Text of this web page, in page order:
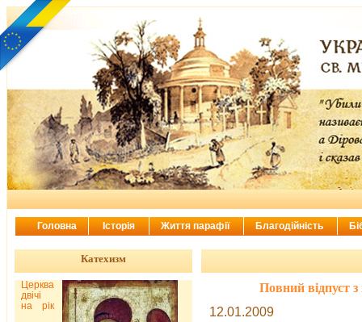
Повний відпуст з
12.01.2009
Катехизм
Церква
двічі
на рік
Головна Історія Життя парафії Благодійність